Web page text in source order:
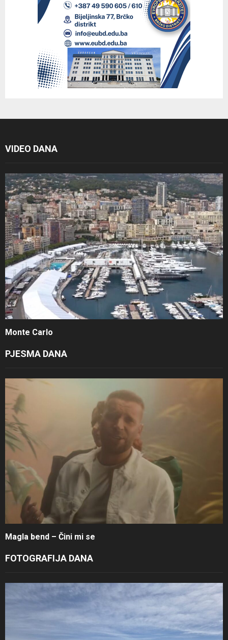
VIDEO DANA
Monte Carlo
PJESMA DANA
Magla bend – Čini mi se
FOTOGRAFIJA DANA